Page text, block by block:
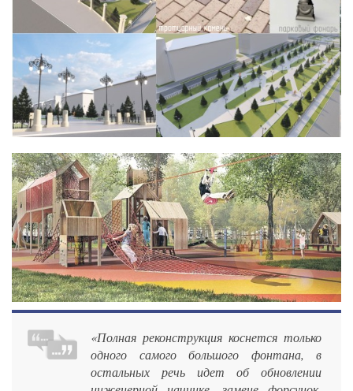
«Полная реконструкция коснется только
одного самого большого фонтана, в
остальных речь идет об обновлении